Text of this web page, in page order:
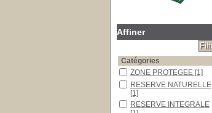
Affiner
Catégories
ZONE PROTEGEE [1]
RESERVE NATURELLE
[1]
RESERVE INTEGRALE